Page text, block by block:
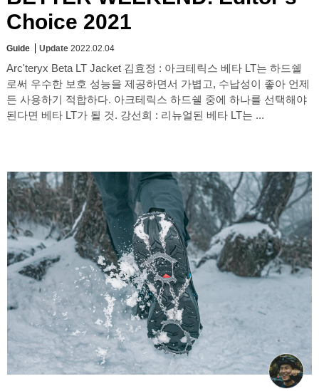
Choice 2021
Guide Update 2022.02.04
Arc'teryx Beta LT Jacket 김효정 : 아크테릭스 베타 LT는 하드쉘
로써 우수한 보호 성능을 제공하면서 가볍고, 수납성이 좋아 언제
든 사용하기 적합하다. 아크테릭스 하드쉘 중에 하나를 선택해야
된다면 베타 LT가 될 것. 강선희 : 리뉴얼된 베타 LT는 ...